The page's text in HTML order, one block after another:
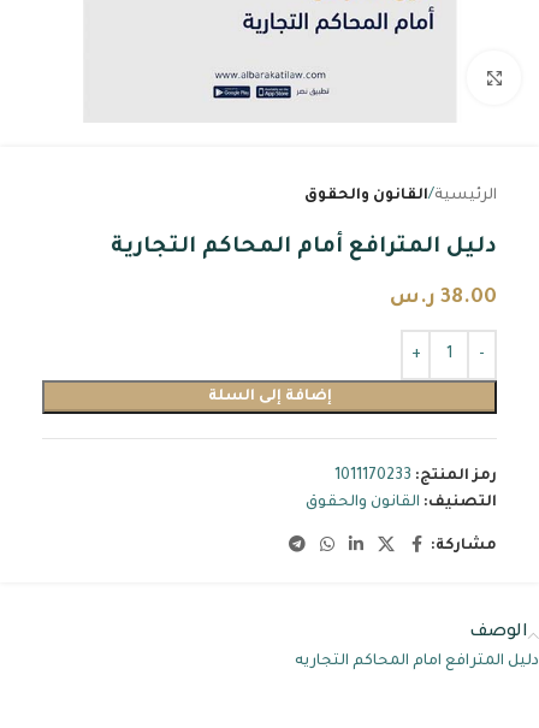
الرئيسية القانون والحقوق
دليل المترافع أمام المحاكم التجارية
38.00 ر.س
إضافة إلى السلة
رمز المنتج: 1011170233
التصنيف: القانون والحقوق
مشاركة:
الوصف
دليل المترافع امام المحاكم التجاريه